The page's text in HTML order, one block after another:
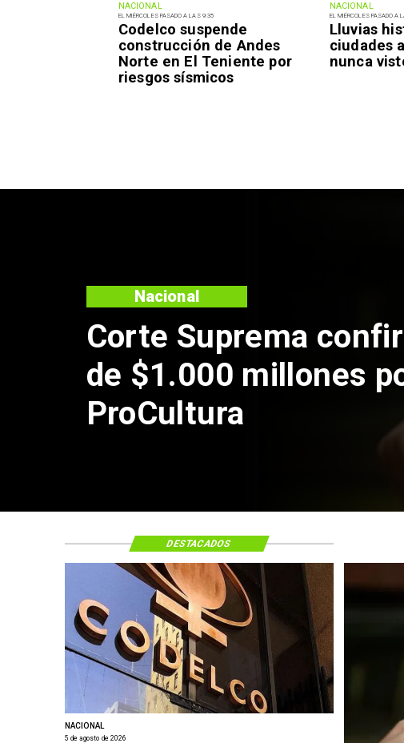
NACIONAL
EL MIÉRCOLES PASADO A LAS 9:35
Codelco suspende
construcción de Andes
Norte en El Teniente por
riesgos sísmicos
NACIONAL
EL MIÉRCOLES PASADO A
Lluvias
ciudades
nunca
Corte Suprema
de $1.000 millones
ProCultura
Nacional
NACIONAL
5 de agosto de 2026
DESTACADOS